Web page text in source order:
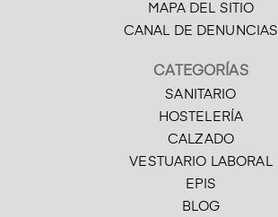
MAPA DEL SITIO
CANAL DE DENUNCIAS
CATEGORÍAS
SANITARIO
HOSTELERÍA
CALZADO
VESTUARIO LABORAL
EPIS
BLOG